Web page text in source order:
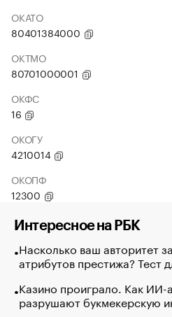
ОКАТО
80401384000
ОКТМО
80701000001
ОКФС
16
ОКОГУ
4210014
ОКОПФ
12300
Интересное на РБК
Насколько ваш авторитет
атрибутов престижа? Тест
Казино проиграло. Как ИИ-
разрушают букмекерскую